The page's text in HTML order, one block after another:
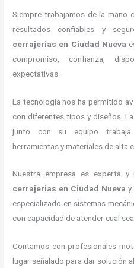
Siempre trabajamos de la mano
resultados confiables y
cerrajerias en Ciudad Nueva
compromiso, confianza,
expectativas.
La tecnología nos ha permitido
con diferentes tipos y diseños.
junto con su equipo trabaja
herramientas y materiales de alta
Nuestra empresa es experta
cerrajerias en Ciudad Nueva y
especializado en sistemas
con capacidad de atender cual
Contamos con profesionales
lugar señalado para dar solución